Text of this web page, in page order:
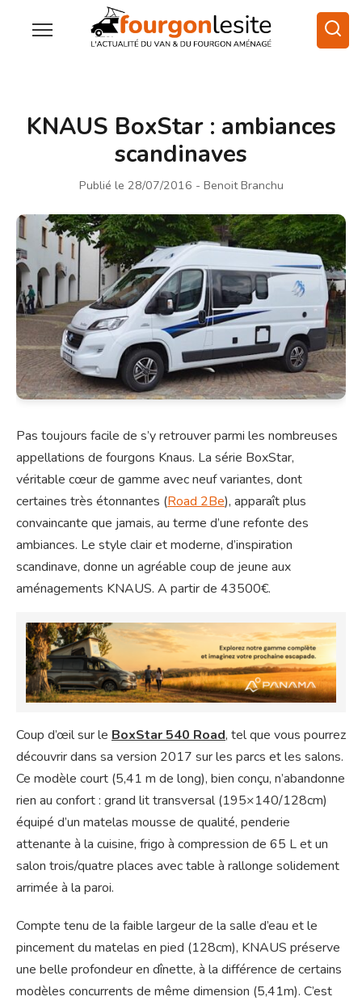
KNAUS BoxStar : ambiances
scandinaves
Publié le 28/07/2016 - Benoit Branchu
Pas toujours facile de s’y retrouver parmi les nombreuses
appellations de fourgons Knaus. La série BoxStar,
véritable cœur de gamme avec neuf variantes, dont
certaines très étonnantes (Road 2Be), apparaît plus
convaincante que jamais, au terme d’une refonte des
ambiances. Le style clair et moderne, d’inspiration
scandinave, donne un agréable coup de jeune aux
aménagements KNAUS. A partir de 43500€.
Coup d’œil sur le BoxStar 540 Road, tel que vous pourrez
découvrir dans sa version 2017 sur les parcs et les salons.
Ce modèle court (5,41 m de long), bien conçu, n’abandonne
rien au confort : grand lit transversal (195×140/128cm)
équipé d’un matelas mousse de qualité, penderie
attenante à la cuisine, frigo à compression de 65 L et un
salon trois/quatre places avec table à rallonge solidement
arrimée à la paroi.
Compte tenu de la faible largeur de la salle d’eau et le
pincement du matelas en pied (128cm), KNAUS préserve
une belle profondeur en dînette, à la différence de certains
modèles concurrents de même dimension (5,41m). C’est